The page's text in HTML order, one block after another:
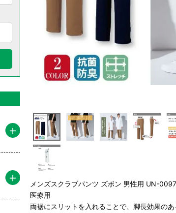
メンズスクラブパンツ ズボン 男性用 UN-
医療用
両裾にスリットを入れることで、脚長効果のあ